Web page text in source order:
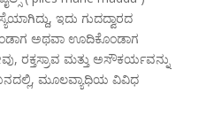
ಇದು ಗುದದ್ವಾರದ
ಅಥವಾ ಊದಿಕೊಂಡಾಗ
ರಕ್ತಸ್ರಾವ ಮತ್ತು ಅಸೌಕರ್ಯವನ್ನು
ಮೂಲವ್ಯಾಧಿಯ ವಿವಿಧ